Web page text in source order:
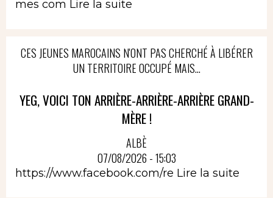
mes com Lire la suite
CES JEUNES MAROCAINS N'ONT PAS CHERCHÉ À LIBÉRER
UN TERRITOIRE OCCUPÉ MAIS...
YEG, VOICI TON ARRIÈRE-ARRIÈRE-ARRIÈRE GRAND-
MÈRE !
ALBÈ
07/08/2026 - 15:03
https://www.facebook.com/re Lire la suite